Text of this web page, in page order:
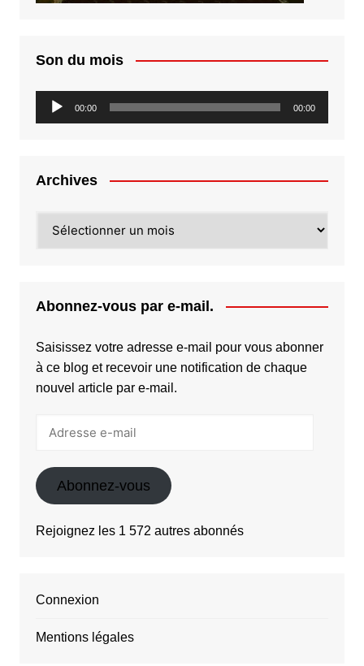
Son du mois
Lecteur
audio
00:00 00:00
Archives
Abonnez-vous par e-mail.
Saisissez votre adresse e-mail pour vous abonner
à ce blog et recevoir une notification de chaque
nouvel article par e-mail.
Abonnez-vous
Rejoignez les 1 572 autres abonnés
Connexion
Mentions légales